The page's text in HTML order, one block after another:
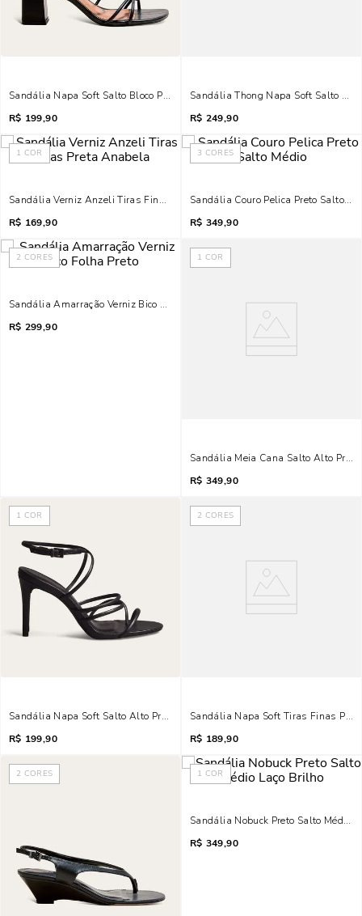
Sandália Napa Soft Salto Bloco Preto Tiras Finas
R$ 199,90
Sandália Thong Napa Soft Salto
R$ 249,90
1 COR
Sandália Verniz Anzeli Tiras Finas Preta Anabela
R$ 169,90
3 CORES
Sandália Couro Pelica Preto Salto
R$ 349,90
2 CORES
Sandália Amarração Verniz Bico Folha Preto
R$ 299,90
1 COR
Sandália Meia Cana Salto Alto
R$ 349,90
1 COR
Sandália Napa Soft Salto Alto Preto Tiras Finas
R$ 199,90
2 CORES
Sandália Napa Soft Tiras Finas
R$ 189,90
2 CORES 1 COR
Sandália Nobuck Preto Salto Médio
R$ 349,90